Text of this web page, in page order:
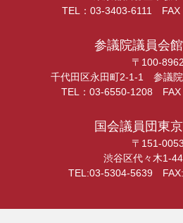
TEL：03-3403-6111 FAX
参議院議員会
〒100-8962
千代田区永田町2-1-1 参議
TEL：03-6550-1208 FAX
国会議員団東
〒151-0053
渋谷区代々木1-
TEL:03-5304-5639